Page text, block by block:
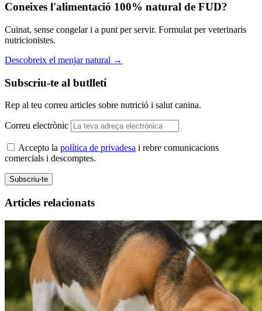
Coneixes l'alimentació 100% natural de FUD?
Cuinat, sense congelar i a punt per servir. Formulat per veterinaris
nutricionistes.
Descobreix el menjar natural →
Subscriu-te al butlletí
Rep al teu correu articles sobre nutrició i salut canina.
Correu electrònic
Accepto la política de privadesa i rebre comunicacions
comercials i descomptes.
Subscriu-te
Articles relacionats